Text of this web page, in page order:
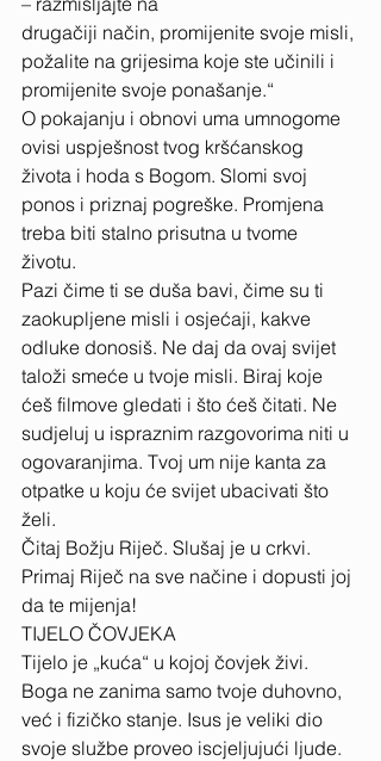
drugačiji način, promijenite svoje misli,
požalite na grijesima koje ste učinili i
promijenite svoje ponašanje.“
O pokajanju i obnovi uma umnogome
ovisi uspješnost tvog kršćanskog
života i hoda s Bogom. Slomi svoj
ponos i priznaj pogreške. Promjena
treba biti stalno prisutna u tvome
životu.
Pazi čime ti se duša bavi, čime su ti
zaokupljene misli i osjećaji, kakve
odluke donosiš. Ne daj da ovaj svijet
taloži smeće u tvoje misli. Biraj koje
ćeš filmove gledati i što ćeš čitati. Ne
sudjeluj u ispraznim razgovorima niti u
ogovaranjima. Tvoj um nije kanta za
otpatke u koju će svijet ubacivati što
želi.
Čitaj Božju Riječ. Slušaj je u crkvi.
Primaj Riječ na sve načine i dopusti joj
da te mijenja!
TIJELO ČOVJEKA
Tijelo je „kuća“ u kojoj čovjek živi.
Boga ne zanima samo tvoje duhovno,
već i fizičko stanje. Isus je veliki dio
svoje službe proveo iscjeljujući ljude.